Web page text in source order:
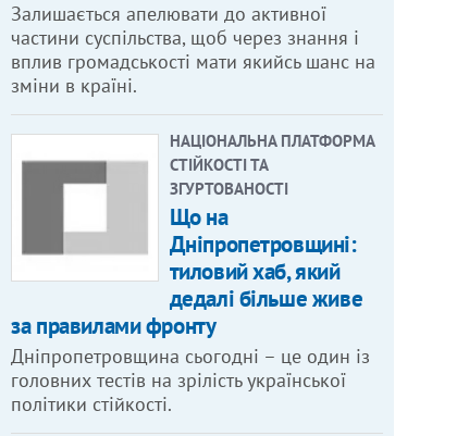
Залишається апелювати до активної
частини суспільства, щоб через знання і
вплив громадськості мати якийсь шанс на
зміни в країні.
НАЦІОНАЛЬНА ПЛАТФОРМА
СТІЙКОСТІ ТА
ЗГУРТОВАНОСТІ
Що на
Дніпропетровщині:
тиловий хаб, який
дедалі більше живе
за правилами фронту
Дніпропетровщина сьогодні – це один із
головних тестів на зрілість української
політики стійкості.